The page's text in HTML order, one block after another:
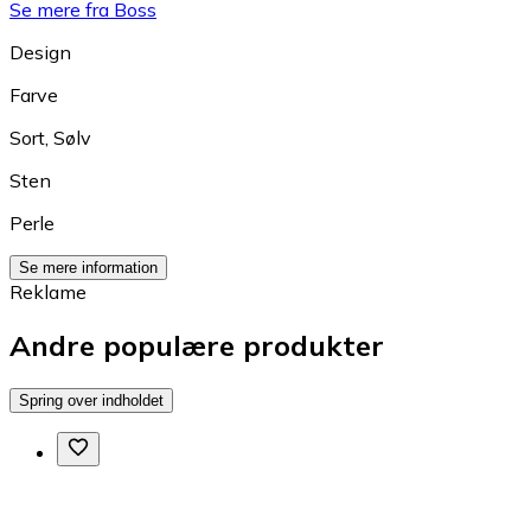
Se mere fra Boss
Design
Farve
Sort Sølv
Sten
Perle
Se mere information
Reklame
Andre populære produkter
Spring over indholdet